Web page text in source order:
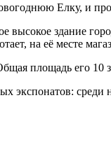
Елку, и
высокое здание
на её месте
площадь его 10
экспонатов: среди